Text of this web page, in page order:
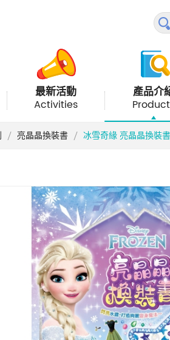
最新活動
Activities
產品介
亮晶晶換裝書 冰雪奇緣 亮晶晶換裝書